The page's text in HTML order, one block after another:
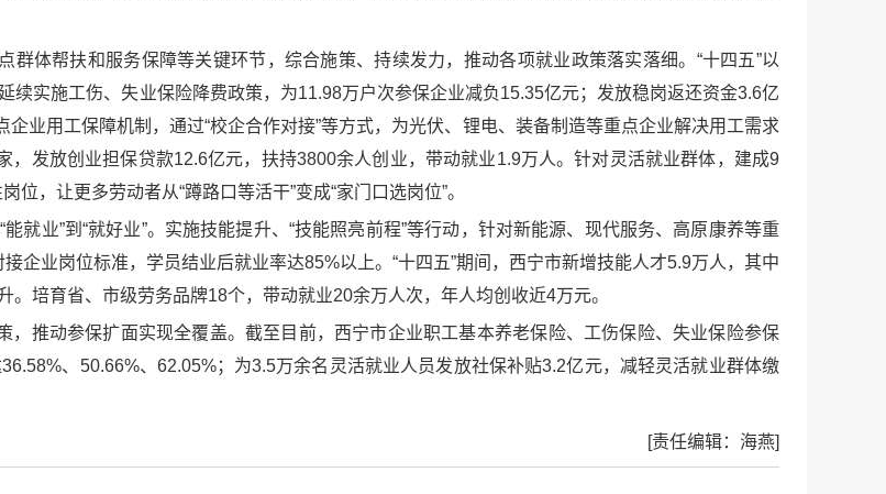
体帮扶和服务保障等关键环节，综合施策、持续发力，推动各项就业政策落实落细。“十四五”以
续实施工伤、失业保险降费政策，为11.98万户次参保企业减负15.35亿元；发放稳岗返还资金3.6亿
业用工保障机制，通过“校企合作对接”等方式，为光伏、锂电、装备制造等重点企业解决用工需求
发放创业担保贷款12.6亿元，扶持3800余人创业，带动就业1.9万人。针对灵活就业群体，建成9
，让更多劳动者从“蹲路口等活干”变成“家门口选岗位”。
就业”到“就好业”。实施技能提升、“技能照亮前程”等行动，针对新能源、现代服务、高原康养等重
企业岗位标准，学员结业后就业率达85%以上。“十四五”期间，西宁市新增技能人才5.9万人，其中
培育省、市级劳务品牌18个，带动就业20余万人次，年人均创收近4万元。
，推动参保扩面实现全覆盖。截至目前，西宁市企业职工基本养老保险、工伤保险、失业保险参保
、50.66%、62.05%；为3.5万余名灵活就业人员发放社保补贴3.2亿元，减轻灵活就业群体缴
[责任编辑：海燕]